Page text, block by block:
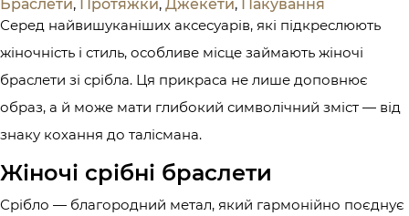
Браслети, Протяжки, Джекети, Пакування
Серед найвишуканіших аксесуарів, які підкреслюють
жіночність і стиль, особливе місце займають жіночі
браслети зі срібла. Ця прикраса не лише доповнює
образ, а й може мати глибокий символічний зміст — від
знаку кохання до талісмана.
Жіночі срібні браслети
Срібло — благородний метал, який гармонійно поєднує